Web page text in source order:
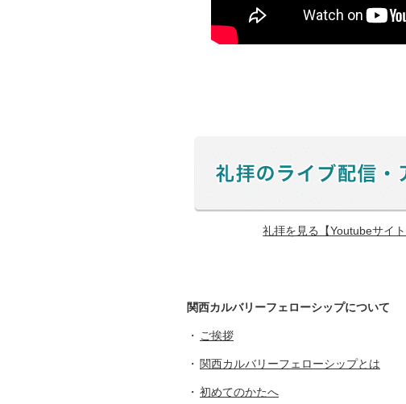
礼拝を見る【Youtubeサイト
関西カルバリーフェローシップについて
ご挨拶
関西カルバリーフェローシップとは
初めてのかたへ